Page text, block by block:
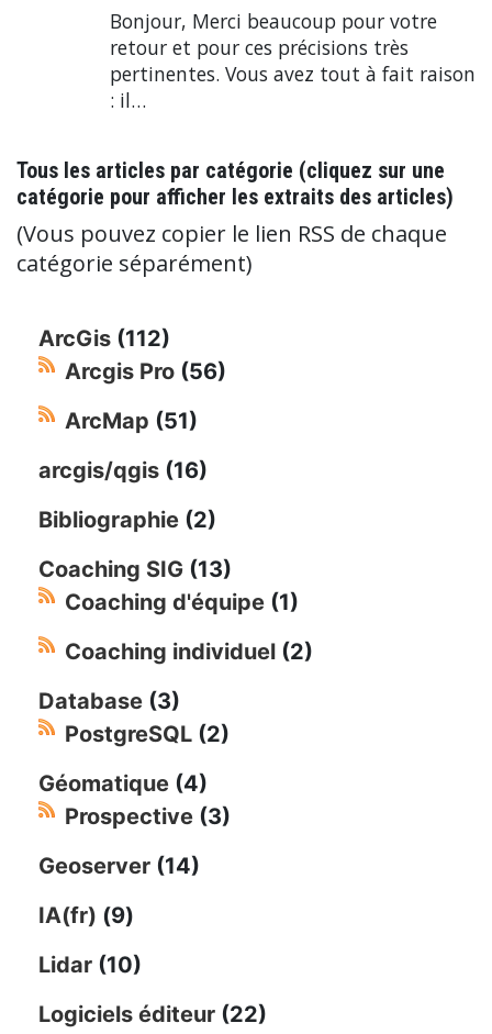
Bonjour, Merci beaucoup pour votre
retour et pour ces précisions très
pertinentes. Vous avez tout à fait raison
: il…
Tous les articles par catégorie (cliquez sur une
catégorie pour afficher les extraits des articles)
(Vous pouvez copier le lien RSS de chaque
catégorie séparément)
ArcGis (112)
Arcgis Pro (56)
ArcMap (51)
arcgis/qgis (16)
Bibliographie (2)
Coaching SIG (13)
Coaching d'équipe (1)
Coaching individuel (2)
Database (3)
PostgreSQL (2)
Géomatique (4)
Prospective (3)
Geoserver (14)
IA(fr) (9)
Lidar (10)
Logiciels éditeur (22)